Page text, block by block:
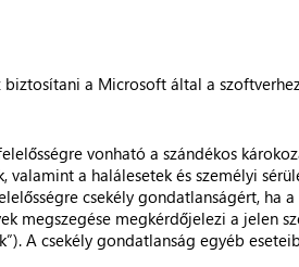
biztosítani a Microsoft által a
vonható a szándékos
a halálesetek és személyi
csekély gondatlanságért, ha
megszegése megkérdőjelezi a jelen
A csekély gondatlanság egyéb